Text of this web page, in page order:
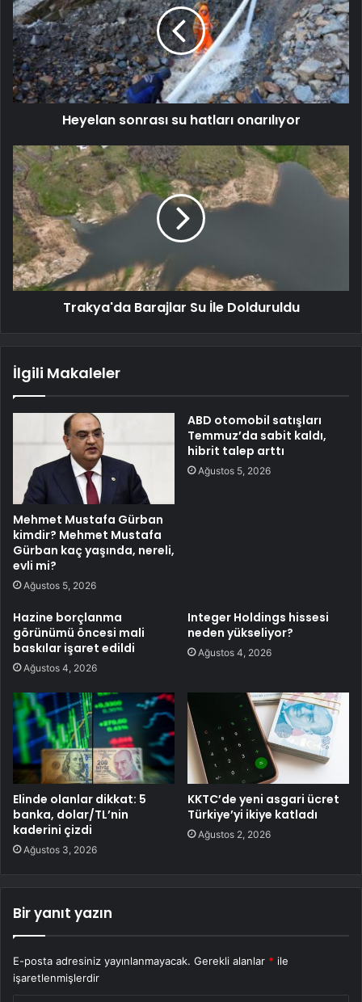
Heyelan sonrası su hatları onarılıyor
Trakya'da Barajlar Su İle Dolduruldu
İlgili Makaleler
Mehmet Mustafa Gürban
kimdir? Mehmet Mustafa
Gürban kaç yaşında, nereli,
evli mi?
Ağustos 5, 2026
ABD otomobil satışları
Temmuz’da sabit kaldı,
hibrit talep arttı
Ağustos 5, 2026
Hazine borçlanma
görünümü öncesi mali
baskılar işaret edildi
Ağustos 4, 2026
Integer Holdings hissesi
neden yükseliyor?
Ağustos 4, 2026
Elinde olanlar dikkat: 5
banka, dolar/TL’nin
kaderini çizdi
Ağustos 3, 2026
KKTC’de yeni asgari ücret
Türkiye’yi ikiye katladı
Ağustos 2, 2026
Bir yanıt yazın
E-posta adresiniz yayınlanmayacak. Gerekli alanlar * ile
işaretlenmişlerdir